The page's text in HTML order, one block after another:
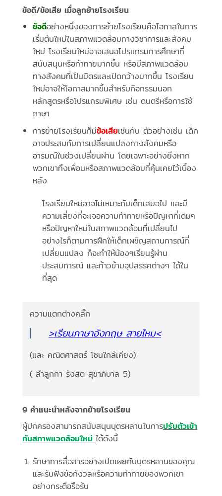
ข้อดี/ข้อเสีย เมื่อลูกย้ายโรงเรียน
ข้อดีอย่างหนึ่งของการย้ายโรงเรียนคือโอกาสในการ
เริ่มต้นใหม่ในสภาพแวดล้อมทางวิชาการและสังคม
ใหม่ โรงเรียนใหม่อาจเสนอโปรแกรมการศึกษาที่
สนับสนุนหรือท้าทายมากขึ้น หรือมีสภาพแวดล้อม
ทางสังคมที่เป็นมิตรและเปิดกว้างมากขึ้น โรงเรียน
ใหม่อาจให้โอกาสมากขึ้นสำหรับกิจกรรมนอก
หลักสูตรหรือโปรแกรมพิเศษ เช่น ดนตรีหรือการใช้
ภาษา
การย้ายโรงเรียนก็มีข้อเสียเช่นกัน ตัวอย่างเช่น เด็ก
อาจประสบกับการเปลี่ยนแปลงทางสังคมหรือ
อารมณ์ในช่วงเปลี่ยนผ่าน โดยเฉพาะอย่างยิ่งหาก
พวกเขาทิ้งเพื่อนหรือสภาพแวดล้อมที่คุ้นเคยไว้เบื้อง
หลัง
โรงเรียนใหม่อาจไม่เหมาะกับเด็กเสมอไป และมี
ความเสี่ยงที่จะเจอความท้าทายหรือปัญหาที่เดิมๆ
หรือปัญหาใหม่ในสภาพแวดล้อมที่เปลี่ยนไป
อย่างไรก็ตามการฝึกให้เด็กเผชิญสถานการณ์ที่
เปลี่ยนแปลง ก็จะทำให้น้องๆเรียนรู้ผ่าน
ประสบการณ์ และก้าวข้ามอุปสรรคต่างๆ ได้ใน
ที่สุด
ความแตกต่างคลิ๊ก
>เรียนภาษาอังกฤษ สายไหม<
(และ คณิตศาสตร์ โซนใกล้เคียง)
( ลำลูกกา รังสิต สุขาภิบาล 5)
9 คำแนะนำหลังจากย้ายโรงเรียน
ผู้ปกครองสามารถสนับสนุนบุตรหลานในการปรับตัวเข้า
กับสภาพแวดล้อมใหม่ ได้ดังนี้
รักษาการสื่อสารอย่างเปิดเผยกับบุตรหลานของคุณ
และรับฟังข้อกังวลหรือความท้าทายของพวกเขา
อย่างกระตือรือร้น